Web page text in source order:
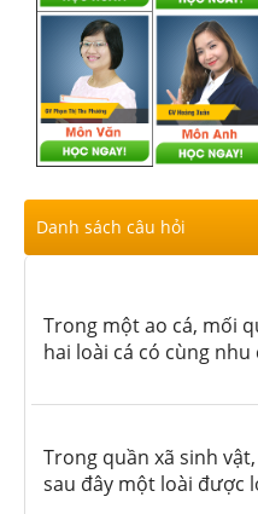
Danh sách câu hỏi
Trong một ao cá, mối
hai loài cá có cùng
Trong quần xã sinh
sau đây một loài được